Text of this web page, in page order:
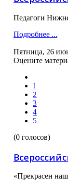
Педагоги
Подробнее ...
Пятница, 26
Оцените
1
2
3
4
5
(0 голосов)
«Прекрасен